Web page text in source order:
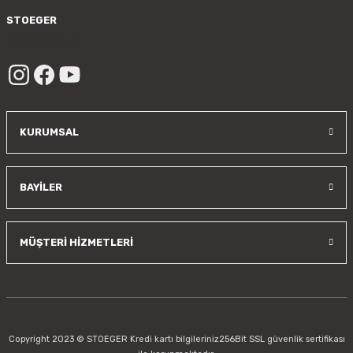
STOEGER
KURUMSAL
BAYİLER
MÜŞTERİ HİZMETLERİ
Copyright 2023 © STOEGER Kredi kartı bilgileriniz256Bit SSL güvenlik sertifikası